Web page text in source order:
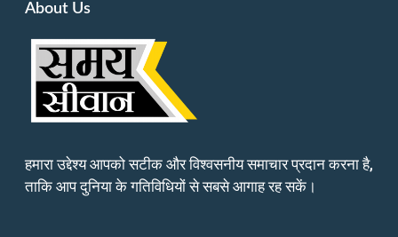
About Us
हमारा उद्देश्य आपको सटीक और विश्वसनीय समाचार प्रदान करना है,
ताकि आप दुनिया के गतिविधियों से सबसे आगाह रह सकें।